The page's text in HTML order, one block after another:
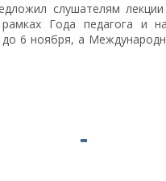
слушателям лекции
Года педагога и
6 ноября, а